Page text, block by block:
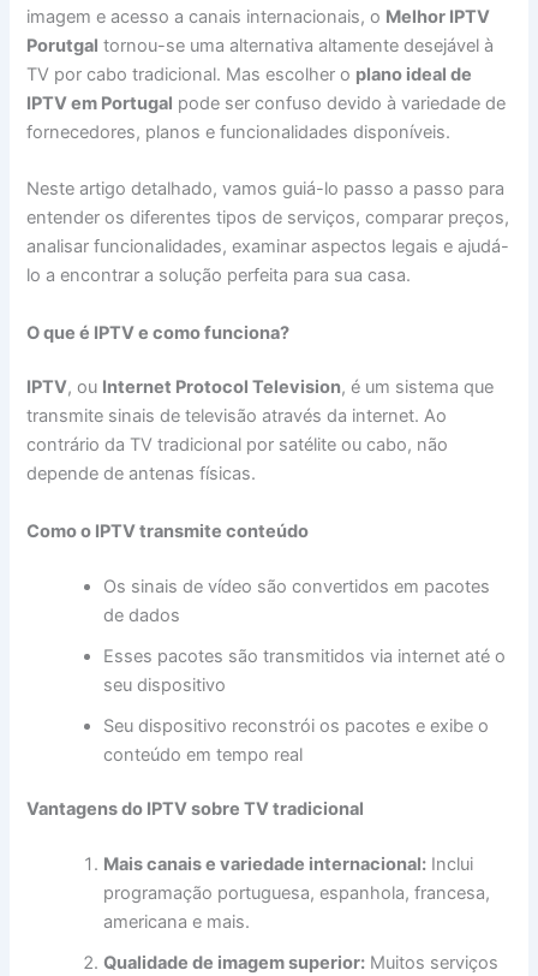
imagem e acesso a canais internacionais, o Melhor IPTV
Porutgal tornou-se uma alternativa altamente desejável à
TV por cabo tradicional. Mas escolher o plano ideal de
IPTV em Portugal pode ser confuso devido à variedade de
fornecedores, planos e funcionalidades disponíveis.
Neste artigo detalhado, vamos guiá-lo passo a passo para
entender os diferentes tipos de serviços, comparar preços,
analisar funcionalidades, examinar aspectos legais e ajudá-
lo a encontrar a solução perfeita para sua casa.
O que é IPTV e como funciona?
IPTV, ou Internet Protocol Television, é um sistema que
transmite sinais de televisão através da internet. Ao
contrário da TV tradicional por satélite ou cabo, não
depende de antenas físicas.
Como o IPTV transmite conteúdo
Os sinais de vídeo são convertidos em pacotes
de dados
Esses pacotes são transmitidos via internet até o
seu dispositivo
Seu dispositivo reconstrói os pacotes e exibe o
conteúdo em tempo real
Vantagens do IPTV sobre TV tradicional
Mais canais e variedade internacional: Inclui
programação portuguesa, espanhola, francesa,
americana e mais.
Qualidade de imagem superior: Muitos serviços